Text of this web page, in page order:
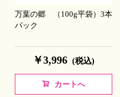
万葉の郷 （100g平袋）3本
パック
￥3,996 (税込)
カートへ